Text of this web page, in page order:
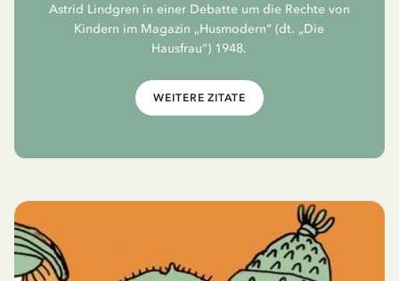
Astrid Lindgren in einer Debatte um die Rechte von
Kindern im Magazin „Husmodern“ (dt. „Die
Hausfrau“) 1948.
WEITERE ZITATE